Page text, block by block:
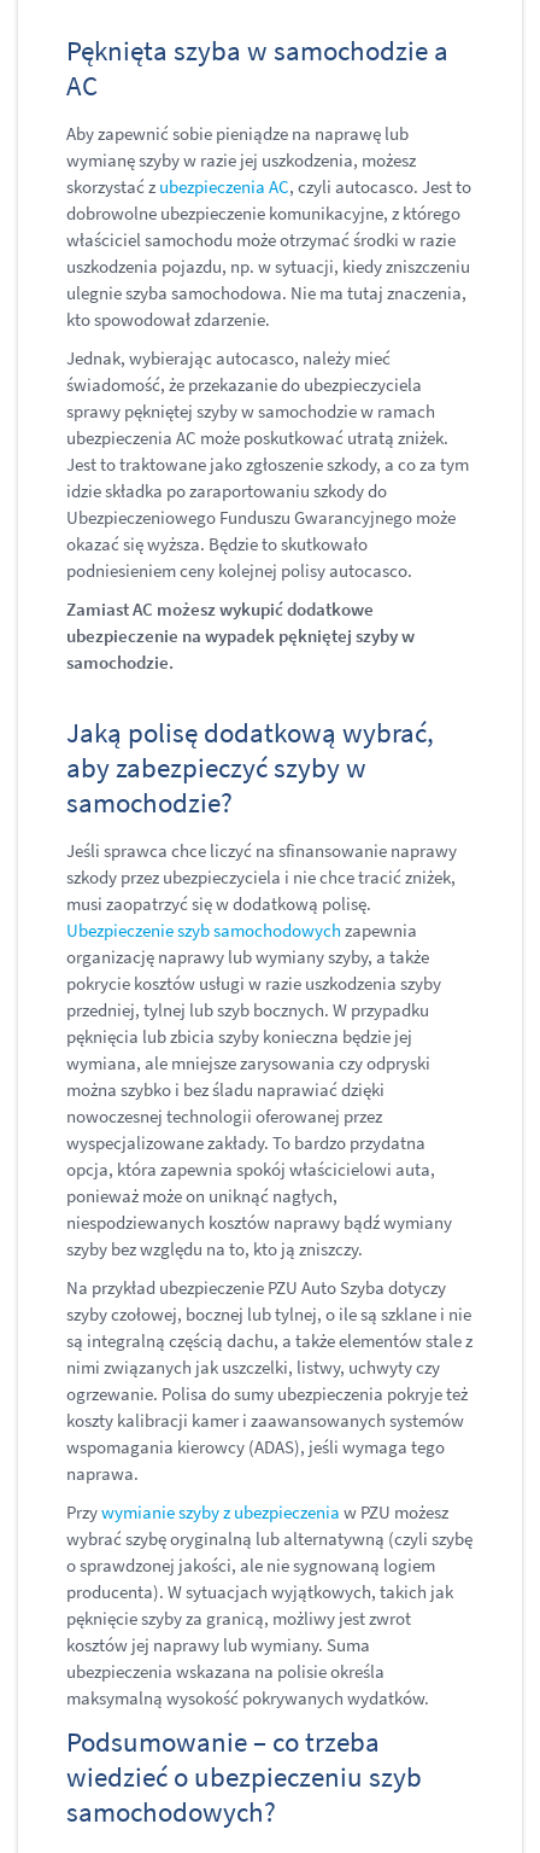
Pęknięta szyba w samochodzie a
AC
Aby zapewnić sobie pieniądze na naprawę lub
wymianę szyby w razie jej uszkodzenia, możesz
skorzystać z ubezpieczenia AC, czyli autocasco. Jest to
dobrowolne ubezpieczenie komunikacyjne, z którego
właściciel samochodu może otrzymać środki w razie
uszkodzenia pojazdu, np. w sytuacji, kiedy zniszczeniu
ulegnie szyba samochodowa. Nie ma tutaj znaczenia,
kto spowodował zdarzenie.
Jednak, wybierając autocasco, należy mieć
świadomość, że przekazanie do ubezpieczyciela
sprawy pękniętej szyby w samochodzie w ramach
ubezpieczenia AC może poskutkować utratą zniżek.
Jest to traktowane jako zgłoszenie szkody, a co za tym
idzie składka po zaraportowaniu szkody do
Ubezpieczeniowego Funduszu Gwarancyjnego może
okazać się wyższa. Będzie to skutkowało
podniesieniem ceny kolejnej polisy autocasco.
Zamiast AC możesz wykupić dodatkowe
ubezpieczenie na wypadek pękniętej szyby w
samochodzie.
Jaką polisę dodatkową wybrać,
aby zabezpieczyć szyby w
samochodzie?
Jeśli sprawca chce liczyć na sfinansowanie naprawy
szkody przez ubezpieczyciela i nie chce tracić zniżek,
musi zaopatrzyć się w dodatkową polisę.
Ubezpieczenie szyb samochodowych zapewnia
organizację naprawy lub wymiany szyby, a także
pokrycie kosztów usługi w razie uszkodzenia szyby
przedniej, tylnej lub szyb bocznych. W przypadku
pęknięcia lub zbicia szyby konieczna będzie jej
wymiana, ale mniejsze zarysowania czy odpryski
można szybko i bez śladu naprawiać dzięki
nowoczesnej technologii oferowanej przez
wyspecjalizowane zakłady. To bardzo przydatna
opcja, która zapewnia spokój właścicielowi auta,
ponieważ może on uniknąć nagłych,
niespodziewanych kosztów naprawy bądź wymiany
szyby bez względu na to, kto ją zniszczy.
Na przykład ubezpieczenie PZU Auto Szyba dotyczy
szyby czołowej, bocznej lub tylnej, o ile są szklane i nie
są integralną częścią dachu, a także elementów stale z
nimi związanych jak uszczelki, listwy, uchwyty czy
ogrzewanie. Polisa do sumy ubezpieczenia pokryje też
koszty kalibracji kamer i zaawansowanych systemów
wspomagania kierowcy (ADAS), jeśli wymaga tego
naprawa.
Przywymianie szyby z ubezpieczenia w PZU możesz
wybrać szybę oryginalną lub alternatywną (czyli szybę
o sprawdzonej jakości, ale nie sygnowaną logiem
producenta). W sytuacjach wyjątkowych, takich jak
pęknięcie szyby za granicą, możliwy jest zwrot
kosztów jej naprawy lub wymiany. Suma
ubezpieczenia wskazana na polisie określa
maksymalną wysokość pokrywanych wydatków.
Podsumowanie – co trzeba
wiedzieć o ubezpieczeniu szyb
samochodowych?